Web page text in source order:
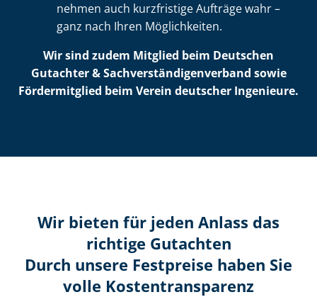
nehmen auch kurzfristige Aufträge wahr –
ganz nach Ihren Möglichkeiten.
Wir sind zudem Mitglied beim Deutschen
Gutachter & Sach­ver­stän­di­gen­ver­band sowie
Fördermitglied beim Verein deutscher Ingenieure.
Wir bieten für jeden Anlass das
richtige Gutachten
Durch unsere Festpreise haben Sie
volle Kosten­transparenz